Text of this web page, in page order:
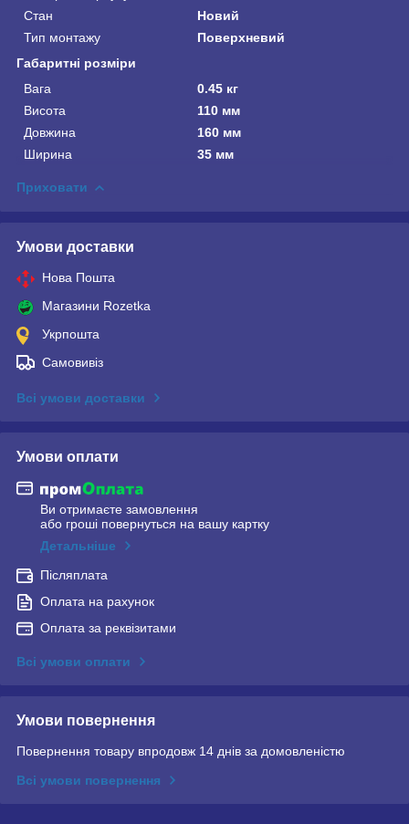
Стан
Новий
Тип монтажу
Поверхневий
Габаритні розміри
Вага
0.45 кг
Висота
110 мм
Довжина
160 мм
Ширина
35 мм
Приховати
Умови доставки
Нова Пошта
Магазини Rozetka
Укрпошта
Самовивіз
Всі умови доставки
Умови оплати
Ви отримаєте замовлення
або гроші повернуться на вашу картку
Детальніше
Післяплата
Оплата на рахунок
Оплата за реквізитами
Всі умови оплати
Умови повернення
Повернення товару впродовж 14 днів за домовленістю
Всі умови повернення